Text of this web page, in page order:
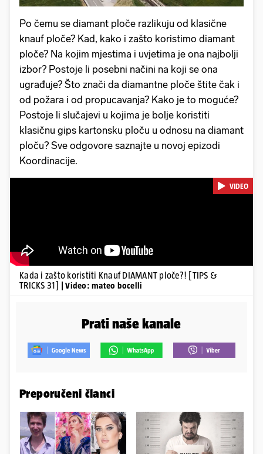
Po čemu se diamant ploče razlikuju od klasične
knauf ploče? Kad, kako i zašto koristimo diamant
ploče? Na kojim mjestima i uvjetima je ona najbolji
izbor? Postoje li posebni načini na koji se ona
ugrađuje? Što znači da diamantne ploče štite čak i
od požara i od propucavanja? Kako je to moguće?
Postoje li slučajevi u kojima je bolje koristiti
klasičnu gips kartonsku ploču u odnosu na diamant
ploču? Sve odgovore saznajte u novoj epizodi
Koordinacije.
VIDEO
Kada i zašto koristiti Knauf DIAMANT ploče?! [TIPS &
TRICKS 31]
| Video: mateo bocelli
Prati naše kanale
Preporučeni članci